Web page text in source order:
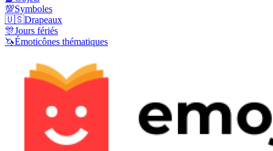
💯Symboles
🇺🇸Drapeaux
🎊Jours fériés
🦄Émoticônes thématiques